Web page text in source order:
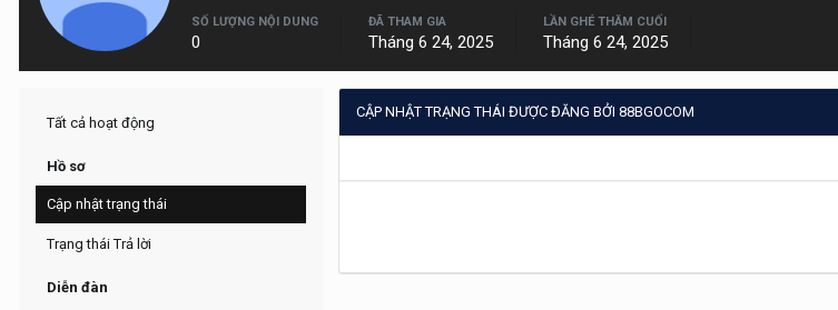
SỐ LƯỢNG NỘI DUNG
0
ĐÃ THAM GIA
Tháng 6 24, 2025
LẦN GHÉ THĂM CUỐI
Tháng 6 24, 2025
Tất cả hoạt động
Hồ sơ
Cập nhật trạng thái
Trạng thái Trả lời
Diễn đàn
CẬP NHẬT TRẠNG THÁI ĐƯỢC ĐĂNG BỞI 88BGOCOM